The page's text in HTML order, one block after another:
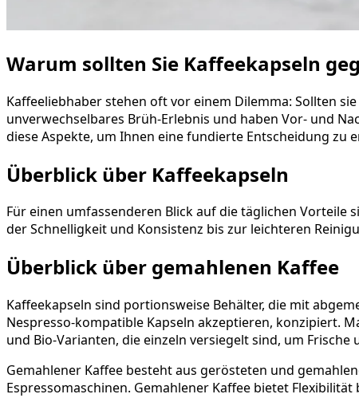
Warum sollten Sie Kaffeekapseln
Kaffeeliebhaber stehen oft vor einem Dilemma: Sollten
unverwechselbares Brüh-Erlebnis und haben Vor- und
diese Aspekte, um Ihnen eine fundierte Entscheidung
Überblick über Kaffeekapseln
Für einen umfassenderen Blick auf die täglichen Vorteile
der Schnelligkeit und Konsistenz bis zur leichteren
Überblick über gemahlenen Kaffee
Kaffeekapseln sind portionsweise Behälter, die mit
Nespresso-kompatible Kapseln akzeptieren, konzipiert.
und Bio-Varianten, die einzeln versiegelt sind, um
Gemahlener Kaffee besteht aus gerösteten und
Espressomaschinen. Gemahlener Kaffee bietet